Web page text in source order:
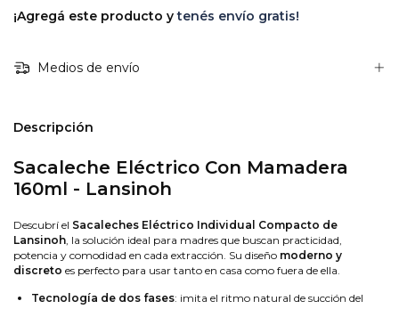
¡Agregá este producto ytenés envío gratis!
Medios de envío
Descripción
Sacaleche Eléctrico Con Mamadera
160ml - Lansinoh
Descubrí el Sacaleches Eléctrico Individual Compacto de
Lansinoh, la solución ideal para madres que buscan practicidad,
potencia y comodidad en cada extracción. Su diseño moderno y
discreto es perfecto para usar tanto en casa como fuera de ella.
Tecnología de dos fases: imita el ritmo natural de succión del